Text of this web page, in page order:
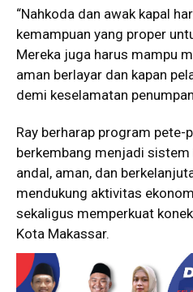
“Nahkoda dan awak kapal
kemampuan yang proper
Mereka juga harus mampu
aman berlayar dan kapan
demi keselamatan
Ray berharap program pete-
berkembang menjadi
andal, aman, dan
mendukung aktivitas
sekaligus memperkuat
Kota Makassar.